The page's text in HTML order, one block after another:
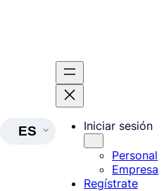
ES Iniciar sesión
Personal
Empresa
Regístrate